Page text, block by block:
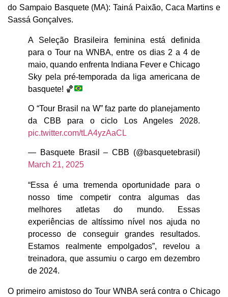
do Sampaio Basquete (MA): Tainá Paixão, Caca Martins e
Sassá Gonçalves.
A Seleção Brasileira feminina está definida
para o Tour na WNBA, entre os dias 2 a 4 de
maio, quando enfrenta Indiana Fever e Chicago
Sky pela pré-temporada da liga americana de
basquete! 🏀
O “Tour Brasil na W” faz parte do planejamento
da CBB para o ciclo Los Angeles 2028.
pic.twitter.com/tLA4yzAaCL
— Basquete Brasil – CBB (@basquetebrasil)
March 21, 2025
“Essa é uma tremenda oportunidade para o
nosso time competir contra algumas das
melhores atletas do mundo. Essas
experiências de altíssimo nível nos ajuda no
processo de conseguir grandes resultados.
Estamos realmente empolgados”, revelou a
treinadora, que assumiu o cargo em dezembro
de 2024.
O primeiro amistoso do Tour WNBA será contra o Chicago